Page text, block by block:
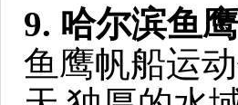
9. 哈尔滨鱼
鱼鹰帆船运